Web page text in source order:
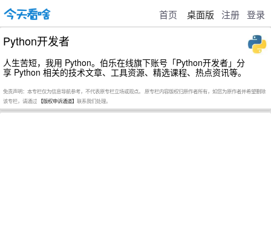
首页 桌面版 注册 登录
Python开发者
人生苦短，我用 Python。伯乐在线旗下账号「Python开发者」分
享 Python 相关的技术文章、工具资源、精选课程、热点资讯等。
免责声明：本专栏仅为信息导航参考，不代表原专栏立场或观点。 原专栏内容版权归原作者所有，如您为原作者并希望删除
该专栏，请通过 【版权申诉通道】 联系我们处理。